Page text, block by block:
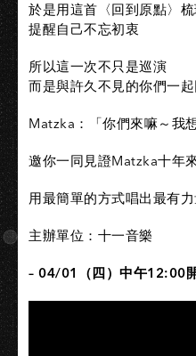
於是用這首〈回到原點〉
提醒自己不忘初衷
所以這一次不只是巡演
而是與許久不見的你們一
Matzka：「你們來嘛～我
邀你一同見證Matzka十年
用最簡單的方式唱出最有
主辦單位：十一音樂
– 04/01（四）中午12:00